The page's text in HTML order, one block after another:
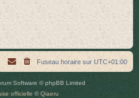
Fuseau horaire sur UTC+01:00
Software © phpBB Limited
officielle ©Qiaeru